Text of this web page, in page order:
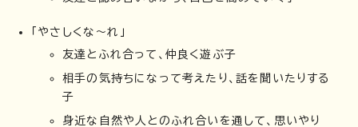
「やさしくな～れ」
友達とふれ合って、仲良く遊ぶ子
相手の気持ちになって考えたり、話を聞いたりする
子
身近な自然や人とのふれ合いを通して、思いやり